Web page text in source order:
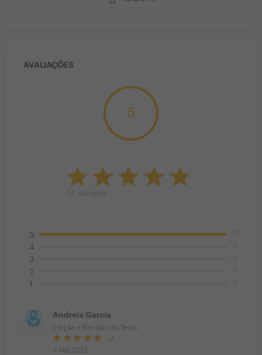
AVALIAÇÕES
5
5
4
3
2
1
Andreia Garcia
Edição e Revisão de Texto
3 Mai 2021